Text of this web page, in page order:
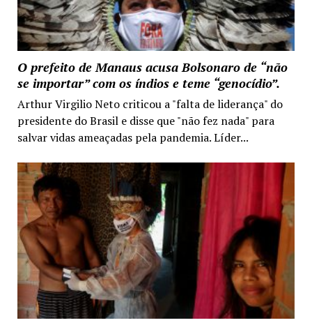
O prefeito de Manaus acusa Bolsonaro de “não
se importar” com os índios e teme “genocídio”.
Arthur Virgilio Neto criticou a "falta de liderança" do
presidente do Brasil e disse que "não fez nada" para
salvar vidas ameaçadas pela pandemia. Líder...